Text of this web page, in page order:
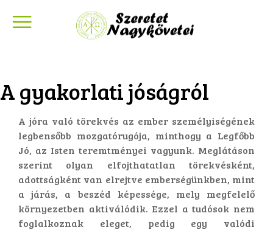
A gyakorlati jóságról
A jóra való törekvés az ember személyiségének
legbensőbb mozgatórugója, minthogy a Legfőbb
Jó, az Isten teremtményei vagyunk. Meglátáson
szerint olyan elfojthatatlan törekvésként,
adottságként van elrejtve emberségünkben, mint
a járás, a beszéd képessége, mely megfelelő
környezetben aktiválódik. Ezzel a tudósok nem
foglalkoznak eleget, pedig egy valódi